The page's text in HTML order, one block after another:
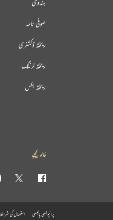
ہندوی
صوفی نامہ
ریختہ ڈکشنری
ریختہ لرننگ
ریختہ بکس
فالو کیجیے
پرائیویسی پالیسی استعمال کی شرائط